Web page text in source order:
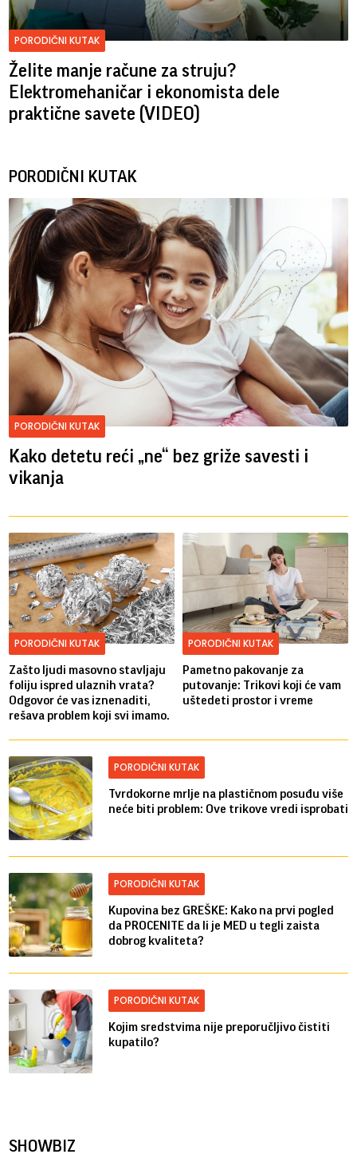
PORODIČNI KUTAK
Želite manje račune za struju?
Elektromehaničar i ekonomista dele
praktične savete (VIDEO)
PORODIČNI KUTAK
PORODIČNI KUTAK
Kako detetu reći „ne“ bez griže savesti i
vikanja
PORODIČNI KUTAK
Zašto ljudi masovno stavljaju
foliju ispred ulaznih vrata?
Odgovor će vas iznenaditi,
rešava problem koji svi imamo.
PORODIČNI KUTAK
Pametno pakovanje za
putovanje: Trikovi koji će vam
uštedeti prostor i vreme
PORODIČNI KUTAK
Tvrdokorne mrlje na plastičnom posuđu više
neće biti problem: Ove trikove vredi isprobati
PORODIČNI KUTAK
Kupovina bez GREŠKE: Kako na prvi pogled
da PROCENITE da li je MED u tegli zaista
dobrog kvaliteta?
PORODIČNI KUTAK
Kojim sredstvima nije preporučljivo čistiti
kupatilo?
SHOWBIZ